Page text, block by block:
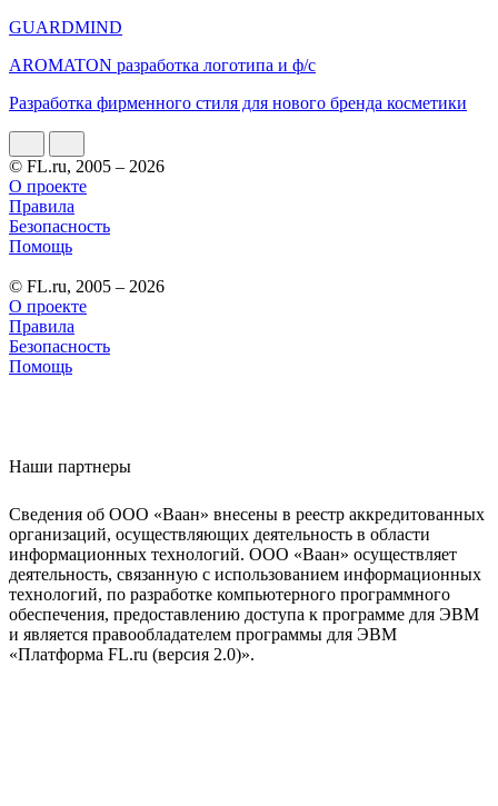
GUARDMIND
AROMATON разработка логотипа и ф/с
Разработка фирменного стиля для нового бренда косметики
© FL.ru, 2005 – 2026
О проекте
Правила
Безопасность
Помощь
© FL.ru, 2005 – 2026
О проекте
Правила
Безопасность
Помощь
Наши партнеры
Сведения об ООО «Ваан» внесены в реестр аккредитованных
организаций, осуществляющих деятельность в области
информационных технологий. ООО «Ваан» осуществляет
деятельность, связанную с использованием информационных
технологий, по разработке компьютерного программного
обеспечения, предоставлению доступа к программе для ЭВМ
и является правообладателем программы для ЭВМ
«Платформа FL.ru (версия 2.0)».